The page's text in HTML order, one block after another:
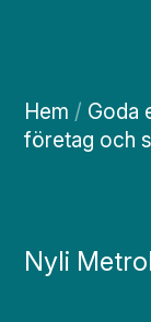
Hem / Goda
företag och
Nyli